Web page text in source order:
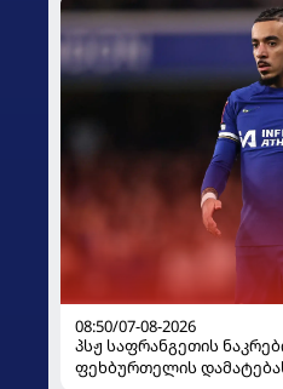
08:50/07-08-2026
პსჟ საფრანგეთის
ფეხბურთელის